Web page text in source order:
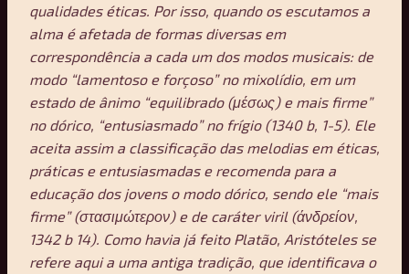
qualidades éticas. Por isso, quando os escutamos a
alma é afetada de formas diversas em
correspondência a cada um dos modos musicais: de
modo “lamentoso e forçoso” no mixolídio, em um
estado de ânimo “equilibrado (μέσως) e mais firme”
no dórico, “entusiasmado” no frígio (1340 b, 1-5). Ele
aceita assim a classificação das melodias em éticas,
práticas e entusiasmadas e recomenda para a
educação dos jovens o modo dórico, sendo ele “mais
firme” (στασιμώτερον) e de caráter viril (άνδρείον,
1342 b 14). Como havia já feito Platão, Aristóteles se
refere aqui a uma antiga tradição, que identificava o